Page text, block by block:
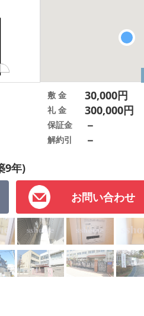
お問い合わせ
9年)
敷 金 30,000円
礼 金 300,000円
保証金 －
解約引 －